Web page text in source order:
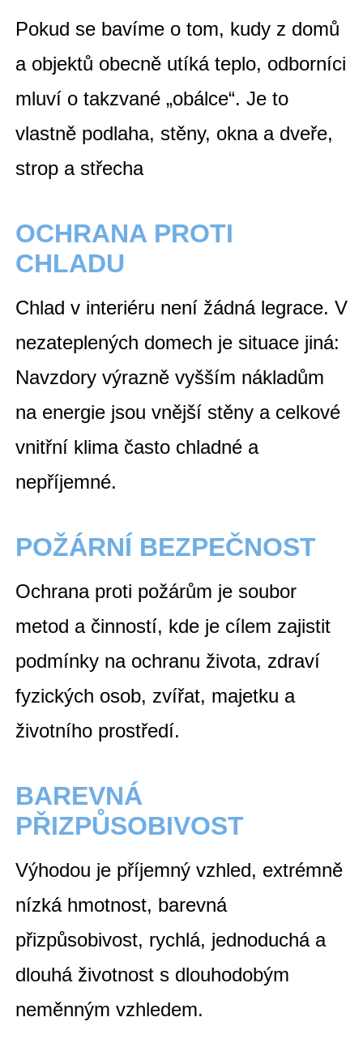
Pokud se bavíme o tom, kudy z domů
a objektů obecně utíká teplo, odborníci
mluví o takzvané „obálce“. Je to
vlastně podlaha, stěny, okna a dveře,
strop a střecha
OCHRANA PROTI
CHLADU
Chlad v interiéru není žádná legrace. V
nezateplených domech je situace jiná:
Navzdory výrazně vyšším nákladům
na energie jsou vnější stěny a celkové
vnitřní klima často chladné a
nepříjemné.
POŽÁRNÍ BEZPEČNOST
Ochrana proti požárům je soubor
metod a činností, kde je cílem zajistit
podmínky na ochranu života, zdraví
fyzických osob, zvířat, majetku a
životního prostředí.
BAREVNÁ
PŘIZPŮSOBIVOST
Výhodou je příjemný vzhled, extrémně
nízká hmotnost, barevná
přizpůsobivost, rychlá, jednoduchá a
dlouhá životnost s dlouhodobým
neměnným vzhledem.